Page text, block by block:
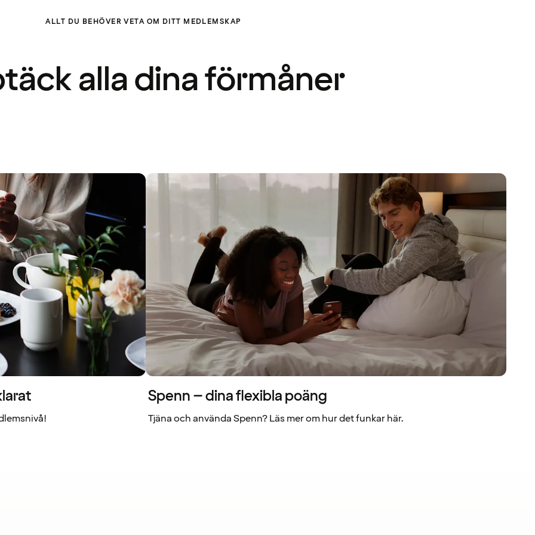
ALLT DU BEHÖVER VETA OM DITT MEDLEMSKAP
alla dina förmåner
Spenn – dina flexibla poäng
Tjäna och använda Spenn? Läs mer om hur det funkar här.